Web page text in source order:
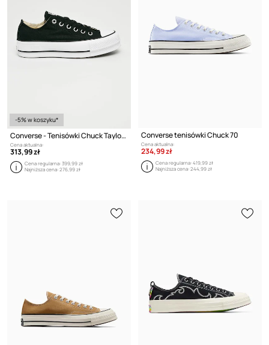
-5% w koszyku*
Converse - Tenisówki Chuck Taylor All Star Lift
Cena aktualna:
313,99 zł
Cena regularna:399,99 zł
Najniższa cena:276,99 zł
Converse tenisówki Chuck 70
Cena aktualna:
234,99 zł
Cena regularna:419,99 zł
Najniższa cena:244,99 zł